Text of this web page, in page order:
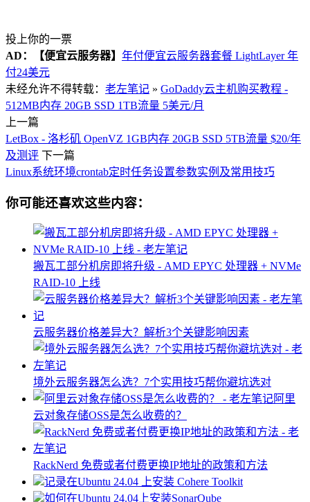
投上你的一票
AD：
【便宜云服务器】 年付便宜云服务器套餐 LightLayer 年
付24美元
未经允许不得转载： 老左笔记 » GoDaddy云主机购买教程 -
512MB内存 20GB SSD 1TB流量 5美元/月
上一篇
LetBox - 洛杉矶 OpenVZ 1GB内存 20GB SSD 5TB流量 $20/年
及测评 下一篇
Linux系统环境crontab定时任务设置参数实例及常用技巧
你可能还喜欢这些内容：
搬瓦工部分机房即将升级 - AMD EPYC 处理器 + NVMe
RAID-10 上线
云服务器价格差异大？解析3个关键影响因素
境外云服务器怎么选？7个实用技巧帮你避坑选对
阿里
云对象存储OSS是怎么收费的？
RackNerd 免费或者付费更换IP地址的政策和方法
记录在Ubuntu 24.04 上安装 Cohere Toolkit
如何在Ubuntu 24.04上安装SonarQube